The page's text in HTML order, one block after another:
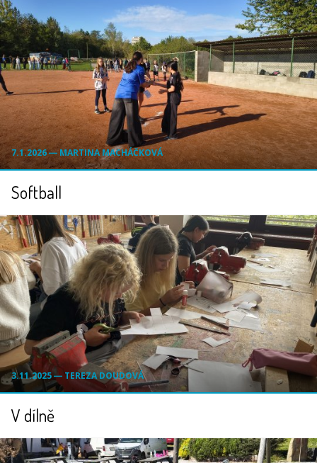
7.1.2026 ― MARTINA MACHÁČKOVÁ
Softball
3.11.2025 ― TEREZA DOUDOVÁ
V dílně